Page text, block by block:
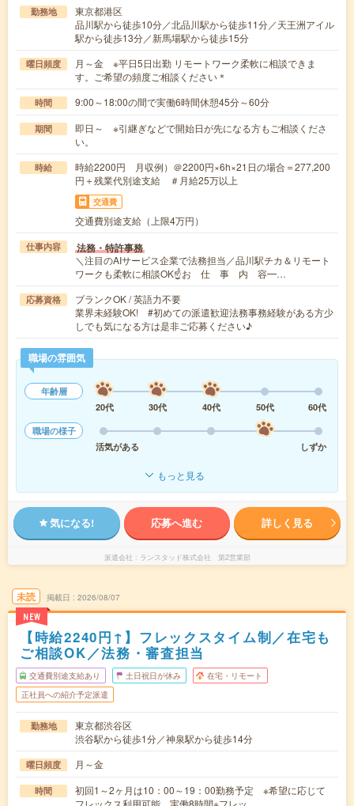
勤務地
東京都港区
品川駅から徒歩10分／北品川駅から徒歩11分／天王洲アイル
駅から徒歩13分／新馬場駅から徒歩15分
曜日頻度
月～金 ※平日5日出勤 リモートワーク柔軟に相談できま
す。ご希望の頻度ご相談ください＊
時間 9:00～18:00の間で実働6時間休憩45分～60分
期間
即日～ ※引継ぎなどで開始日が先になる方もご相談くださ
い。
時給
時給2200円 月収例）＠2200円×6h×21日の場合＝277,200
円＋残業代別途支給 ＃月給25万以上
交通費
交通費別途支給（上限4万円）
仕事内容 法務・特許事務
＼注目のAIサービス企業で法務担当／品川駅チカ＆リモート
ワークも柔軟に相談OK☝お 仕 事 内 容━…
応募資格
ブランクOK / 英語力不要
業界未経験OK! #初めての派遣歓迎法務事務経験がある方少
しでも気になる方は是非ご応募ください♪
職場の雰囲気
年齢層
20代
30代 40代 50代
60代
職場の様子
活気がある
しずか
もっと見る
気になる! 応募へ進む 詳しく見る
派遣会社 ランスタッド株式会社 第2営業部
未読
NEW
掲載日 2026/08/07
【時給2240円↑】フレックスタイム制／在宅も
ご相談OK／法務・審査担当
交通費別途支給あり 土日祝日が休み 在宅・リモート
正社員への紹介予定派遣
勤務地
東京都渋谷区
渋谷駅から徒歩1分／神泉駅から徒歩14分
曜日頻度 月～金
時間
初回1～2ヶ月は10：00～19：00勤務予定 ※希望に応じて
フレックス利用可能 実働8時間※フレッ…